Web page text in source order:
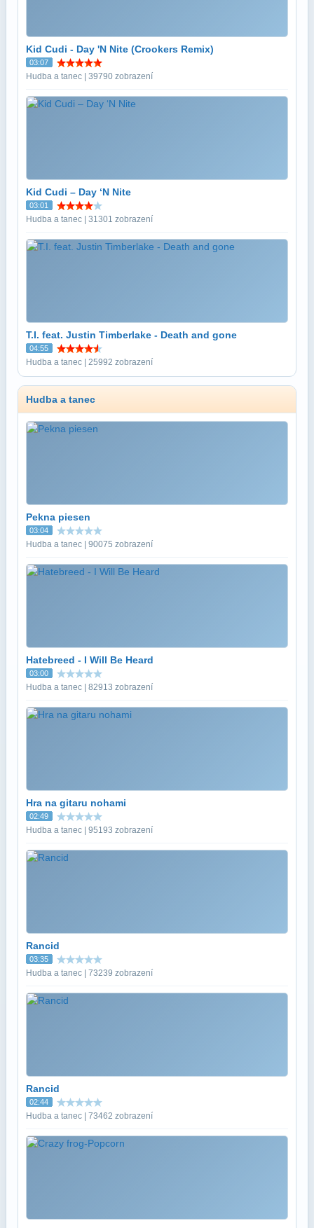
Kid Cudi - Day 'N Nite (Crookers Remix)
03:07
Hudba a tanec | 39790 zobrazení
Kid Cudi – Day ‘N Nite
03:01
Hudba a tanec | 31301 zobrazení
T.I. feat. Justin Timberlake - Death and gone
04:55
Hudba a tanec | 25992 zobrazení
Hudba a tanec
Pekna piesen
03:04
Hudba a tanec | 90075 zobrazení
Hatebreed - I Will Be Heard
03:00
Hudba a tanec | 82913 zobrazení
Hra na gitaru nohami
02:49
Hudba a tanec | 95193 zobrazení
Rancid
03:35
Hudba a tanec | 73239 zobrazení
Rancid
02:44
Hudba a tanec | 73462 zobrazení